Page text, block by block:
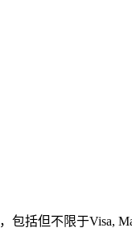
括但不限于Visa,